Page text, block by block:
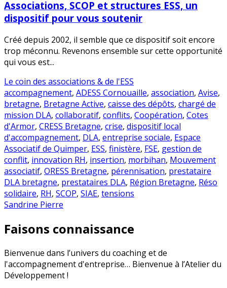
Associations, SCOP et structures ESS, un
dispositif pour vous soutenir
Créé depuis 2002, il semble que ce dispositif soit encore
trop méconnu. Revenons ensemble sur cette opportunité
qui vous est...
Le coin des associations & de l'ESS
accompagnement, ADESS Cornouaille, association, Avise,
bretagne, Bretagne Active, caisse des dépôts, chargé de
mission DLA, collaboratif, conflits, Coopération, Cotes
d'Armor, CRESS Bretagne, crise, dispositif local
d'accompagnement, DLA, entreprise sociale, Espace
Associatif de Quimper, ESS, finistère, FSE, gestion de
conflit, innovation RH, insertion, morbihan, Mouvement
associatif, ORESS Bretagne, pérennisation, prestataire
DLA bretagne, prestataires DLA, Région Bretagne, Réso
solidaire, RH, SCOP, SIAE, tensions
Sandrine Pierre
Faisons connaissance
Bienvenue dans l’univers du coaching et de
l'accompagnement d'entreprise… Bienvenue à l’Atelier du
Développement !